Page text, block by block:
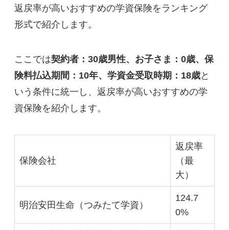
返戻率が高いおすすめの学資保険をランキング
形式で紹介します。
ここでは契約者：30歳男性、お子さま：0歳、保
険料払込期間：10年、学資金受取時期：18歳と
いう条件に統一し、返戻率が高いおすすめの学
資保険を紹介します。
保険会社
返戻率
（最
大）
明治安田生命（つみたて学資）
124.7
0%